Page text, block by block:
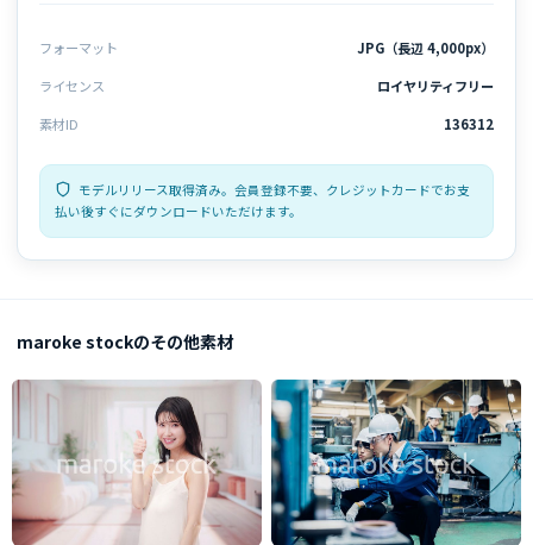
フォーマット
JPG（長辺 4,000px）
ライセンス
ロイヤリティフリー
素材ID
136312
モデルリリース取得済み。会員登録不要、クレジットカードでお支
払い後すぐにダウンロードいただけます。
maroke stockのその他素材